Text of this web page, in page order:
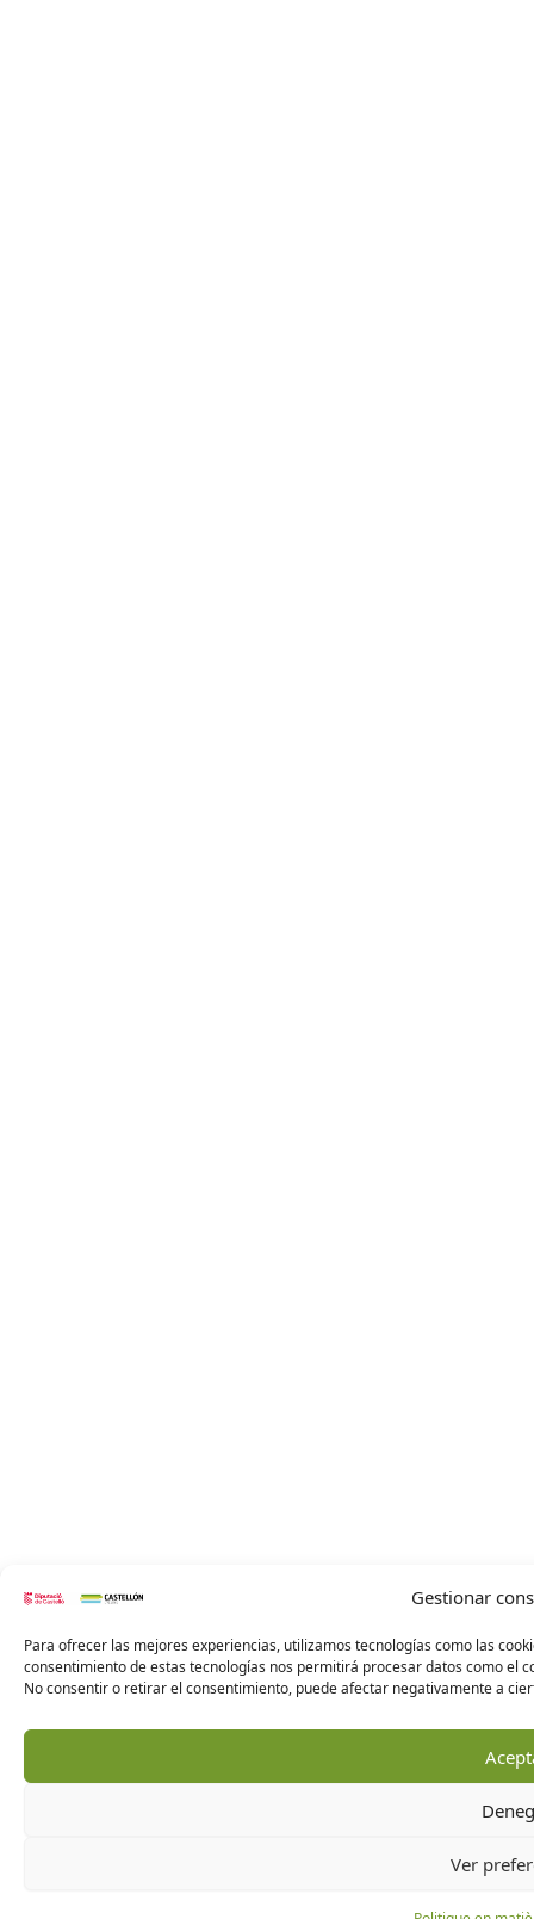
Gestionar
Para ofrecer las mejores experiencias, utilizamos tecnologías como las
consentimiento de estas tecnologías nos permitirá procesar datos como el
No consentir o retirar el consentimiento, puede afectar negativamente a
Ver